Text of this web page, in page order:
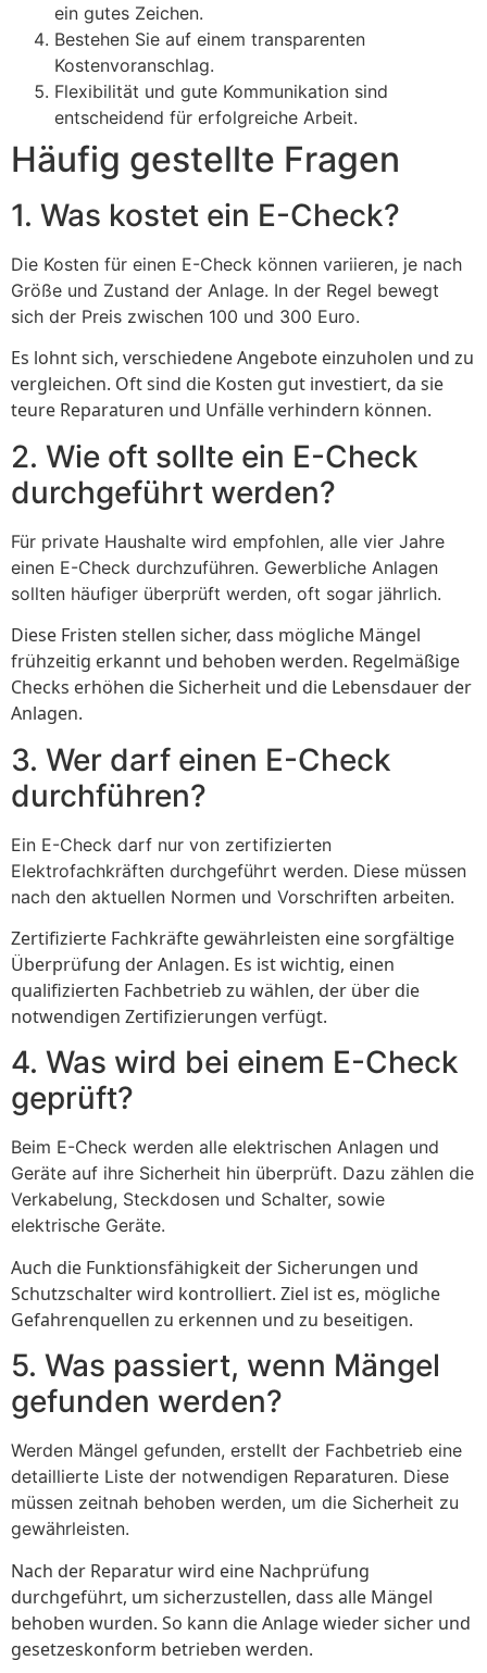
ein gutes Zeichen.
Bestehen Sie auf einem transparenten
Kostenvoranschlag.
Flexibilität und gute Kommunikation sind
entscheidend für erfolgreiche Arbeit.
Häufig gestellte Fragen
1. Was kostet ein E-Check?
Die Kosten für einen E-Check können variieren, je nach
Größe und Zustand der Anlage. In der Regel bewegt
sich der Preis zwischen 100 und 300 Euro.
Es lohnt sich, verschiedene Angebote einzuholen und zu
vergleichen. Oft sind die Kosten gut investiert, da sie
teure Reparaturen und Unfälle verhindern können.
2. Wie oft sollte ein E-Check
durchgeführt werden?
Für private Haushalte wird empfohlen, alle vier Jahre
einen E-Check durchzuführen. Gewerbliche Anlagen
sollten häufiger überprüft werden, oft sogar jährlich.
Diese Fristen stellen sicher, dass mögliche Mängel
frühzeitig erkannt und behoben werden. Regelmäßige
Checks erhöhen die Sicherheit und die Lebensdauer der
Anlagen.
3. Wer darf einen E-Check
durchführen?
Ein E-Check darf nur von zertifizierten
Elektrofachkräften durchgeführt werden. Diese müssen
nach den aktuellen Normen und Vorschriften arbeiten.
Zertifizierte Fachkräfte gewährleisten eine sorgfältige
Überprüfung der Anlagen. Es ist wichtig, einen
qualifizierten Fachbetrieb zu wählen, der über die
notwendigen Zertifizierungen verfügt.
4. Was wird bei einem E-Check
geprüft?
Beim E-Check werden alle elektrischen Anlagen und
Geräte auf ihre Sicherheit hin überprüft. Dazu zählen die
Verkabelung, Steckdosen und Schalter, sowie
elektrische Geräte.
Auch die Funktionsfähigkeit der Sicherungen und
Schutzschalter wird kontrolliert. Ziel ist es, mögliche
Gefahrenquellen zu erkennen und zu beseitigen.
5. Was passiert, wenn Mängel
gefunden werden?
Werden Mängel gefunden, erstellt der Fachbetrieb eine
detaillierte Liste der notwendigen Reparaturen. Diese
müssen zeitnah behoben werden, um die Sicherheit zu
gewährleisten.
Nach der Reparatur wird eine Nachprüfung
durchgeführt, um sicherzustellen, dass alle Mängel
behoben wurden. So kann die Anlage wieder sicher und
gesetzeskonform betrieben werden.